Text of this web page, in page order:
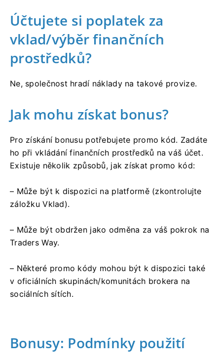
Účtujete si poplatek za
vklad/výběr finančních
prostředků?
Ne, společnost hradí náklady na takové provize.
Jak mohu získat bonus?
Pro získání bonusu potřebujete promo kód. Zadáte
ho při vkládání finančních prostředků na váš účet.
Existuje několik způsobů, jak získat promo kód:
– Může být k dispozici na platformě (zkontrolujte
záložku Vklad).
– Může být obdržen jako odměna za váš pokrok na
Traders Way.
– Některé promo kódy mohou být k dispozici také
v oficiálních skupinách/komunitách brokera na
sociálních sítích.
Bonusy: Podmínky použití